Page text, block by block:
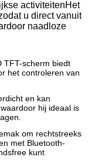
activiteitenHet
u direct vanuit
naadloze
TFT-scherm biedt
het controleren van
en kan
hij ideaal is
om rechtstreeks
met Bluetooth-
kunt